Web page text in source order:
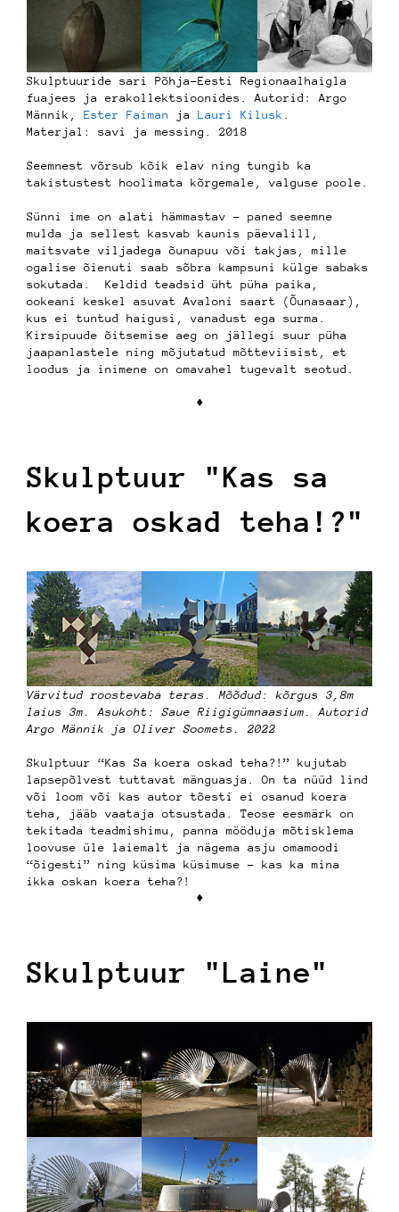
Skulptuuride sari Põhja-Eesti Regionaalhaigla
fuajees ja erakollektsioonides. Autorid: Argo
Männik, Ester Faiman ja Lauri Kilusk
Materjal: savi ja messing. 2018
Seemnest võrsub kõik elav ning tungib ka
takistustest hoolimata kõrgemale, valguse poole.
Sünni ime on alati hämmastav – paned seemne
mulda ja sellest kasvab kaunis päevalill,
maitsvate viljadega õunapuu või takjas, mille
ogalise õienuti saab sõbra kampsuni külge sabaks
sokutada. Keldid teadsid üht püha paika,
ookeani keskel asuvat Avaloni saart (Õunasaar),
kus ei tuntud haigusi, vanadust ega surma.
Kirsipuude õitsemise aeg on jällegi suur püha
jaapanlastele ning mõjutatud mõtteviisist, et
loodus ja inimene on omavahel tugevalt seotud.
♦︎
Skulptuur "Kas sa
koera oskad teha!?"
Värvitud roostevaba teras. Mõõdud: kõrgus 3,8m
laius 3m. Asukoht: Saue Riigigümnaasium. Autorid
Argo Männik ja Oliver Soomets. 2022
Skulptuur “Kas Sa koera oskad teha?!” kujutab
lapsepõlvest tuttavat mänguasja. On ta nüüd lind
või loom või kas autor tõesti ei osanud koera
teha, jääb vaataja otsustada. Teose eesmärk on
tekitada teadmishimu, panna mööduja mõtisklema
loovuse üle laiemalt ja nägema asju omamoodi
“õigesti” ning küsima küsimuse – kas ka mina
ikka oskan koera teha?!
♦︎
Skulptuur "Laine"